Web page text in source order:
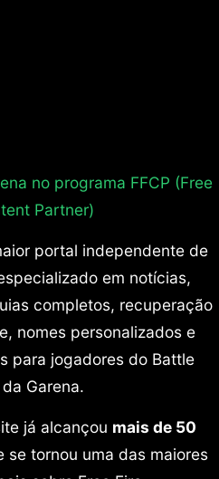
no programa FFCP (Free
Partner)
portal independente de
em notícias,
completos, recuperação
nomes personalizados e
para jogadores do Battle
Garena.
já alcançou mais de 50
se tornou uma das maiores